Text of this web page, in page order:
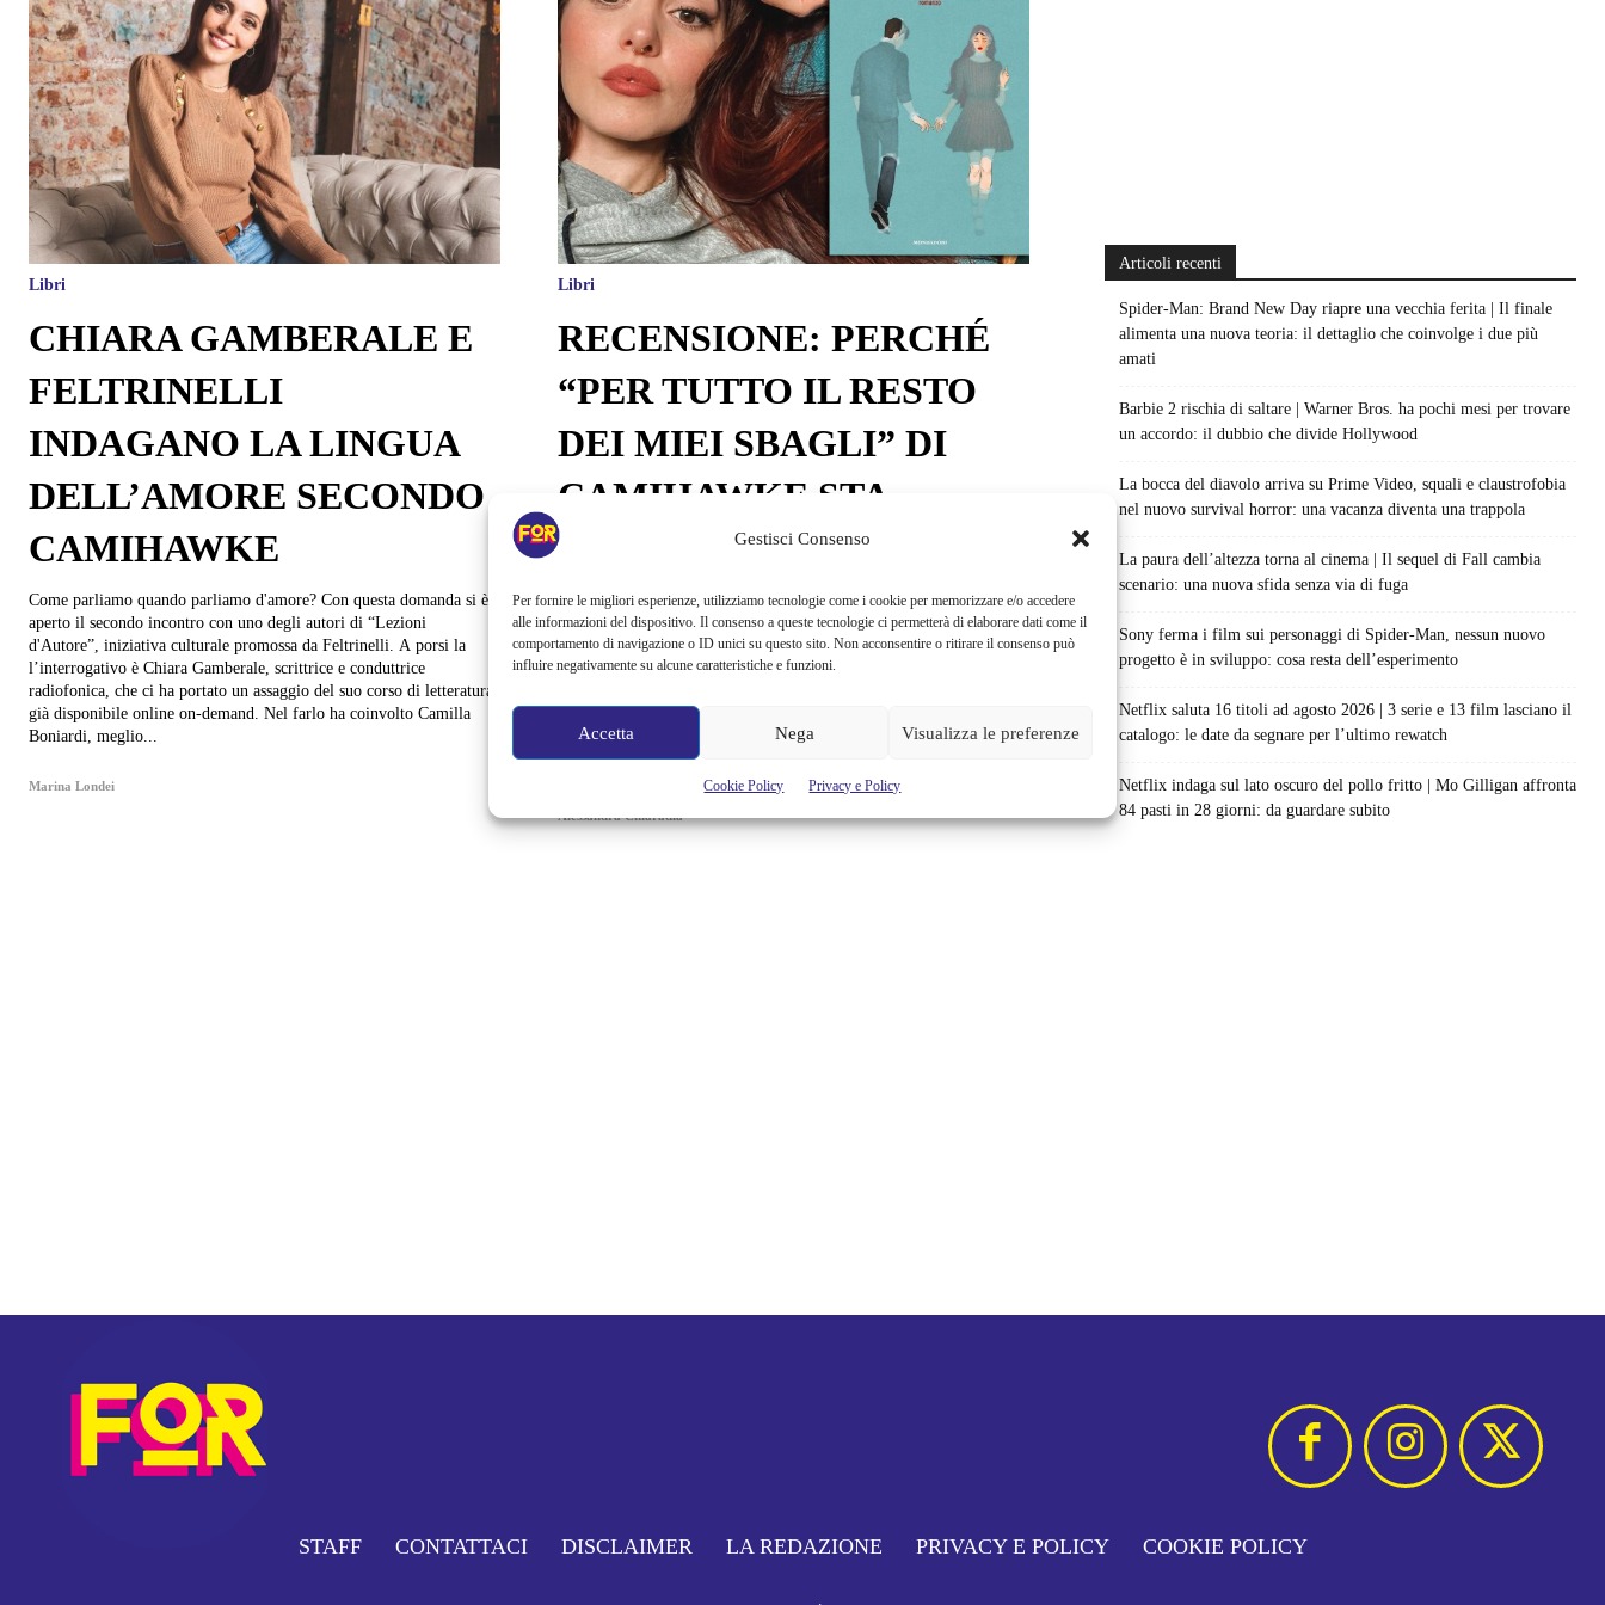
Gestisci Consenso
Per fornire le migliori esperienze, utilizziamo tecnologie come i cookie per memorizzare e/o accedere
alle informazioni del dispositivo. Il consenso a queste tecnologie ci permetterà di elaborare dati come il
comportamento di navigazione o ID unici su questo sito. Non acconsentire o ritirare il consenso può
influire negativamente su alcune caratteristiche e funzioni.
Accetta Nega Visualizza le preferenze
Cookie Policy Privacy e Policy
Libri
CHIARA GAMBERALE E
FELTRINELLI
INDAGANO LA LINGUA
DELL’AMORE SECONDO
CAMIHAWKE
Come parliamo quando parliamo d'amore? Con questa domanda si è
aperto il secondo incontro con uno degli autori di “Lezioni
d'Autore”, iniziativa culturale promossa da Feltrinelli. A porsi la
l’interrogativo è Chiara Gamberale, scrittrice e conduttrice
radiofonica, che ci ha portato un assaggio del suo corso di letteratura,
già disponibile online on-demand. Nel farlo ha coinvolto Camilla
Boniardi, meglio...
Marina Londei
Libri
RECENSIONE: PERCHÉ
“PER TUTTO IL RESTO
DEI MIEI SBAGLI” DI
CAMIHAWKE STA
AVENDO COSÌ TANTO
SUCCESSO?
Per tutto il resto dei miei sbagli è il primo romanzo di Camilla
Boniardi, content creator e influencer brianzola, nota sui social con il
essere analizzato. Perché Per tutto il resto dei miei sbagli ha avuto, e
Alessandra Chiaradia
Articoli recenti
Spider-Man: Brand New Day riapre una vecchia ferita | Il finale
alimenta una nuova teoria: il dettaglio che coinvolge i due più
amati
Barbie 2 rischia di saltare | Warner Bros. ha pochi mesi per trovare
un accordo: il dubbio che divide Hollywood
La bocca del diavolo arriva su Prime Video, squali e claustrofobia
nel nuovo survival horror: una vacanza diventa una trappola
La paura dell’altezza torna al cinema | Il sequel di Fall cambia
scenario: una nuova sfida senza via di fuga
Sony ferma i film sui personaggi di Spider-Man, nessun nuovo
progetto è in sviluppo: cosa resta dell’esperimento
Netflix saluta 16 titoli ad agosto 2026 | 3 serie e 13 film lasciano il
catalogo: le date da segnare per l’ultimo rewatch
Netflix indaga sul lato oscuro del pollo fritto | Mo Gilligan affronta
84 pasti in 28 giorni: da guardare subito
STAFF CONTATTACI DISCLAIMER LA REDAZIONE PRIVACY E POLICY COOKIE POLICY